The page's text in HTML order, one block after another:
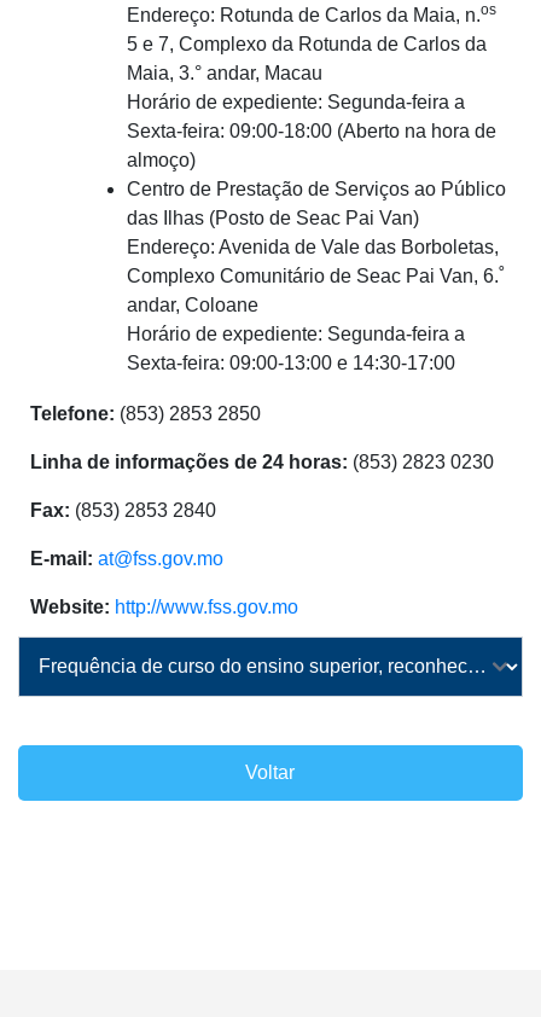
Endereço: Rotunda de Carlos da Maia, n.os
5 e 7, Complexo da Rotunda de Carlos da
Maia, 3.° andar, Macau
Horário de expediente: Segunda-feira a
Sexta-feira: 09:00-18:00 (Aberto na hora de
almoço)
Centro de Prestação de Serviços ao Público
das Ilhas (Posto de Seac Pai Van)
Endereço: Avenida de Vale das Borboletas,
Complexo Comunitário de Seac Pai Van, 6.˚
andar, Coloane
Horário de expediente: Segunda-feira a
Sexta-feira: 09:00-13:00 e 14:30-17:00
Telefone: (853) 2853 2850
Linha de informações de 24 horas: (853) 2823 0230
Fax: (853) 2853 2840
E-mail: at@fss.gov.mo
Website: http://www.fss.gov.mo
Voltar